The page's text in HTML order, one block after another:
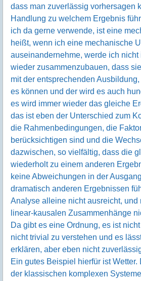
dass man zuverlässig vorhersagen
Handlung zu welchem Ergebnis
ich da gerne verwende, ist eine
heißt, wenn ich eine mechanische
auseinandernehme, werde ich
wieder zusammenzubauen, dass
mit der entsprechenden
es können und der wird es auch
es wird immer wieder das gleiche
das ist eben der Unterschied zum
die Rahmenbedingungen, die
berücksichtigen sind und die
dazwischen, so vielfältig, dass die
wiederholt zu einem anderen
keine Abweichungen in der
dramatisch anderen Ergebnissen
Analyse alleine nicht ausreicht, und
linear-kausalen Zusammenhänge
Da gibt es eine Ordnung, es ist
nicht trivial zu verstehen und es
erklären, aber eben nicht
Ein gutes Beispiel hierfür ist Wetter.
der klassischen komplexen